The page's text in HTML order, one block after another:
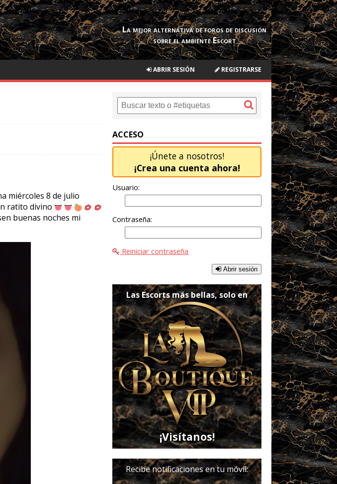
La mejor alternativa de foros de discusión
sobre el ambiente Escort
REGISTRARSE
ABRIR SESIÓN
miércoles 8 de julio
ratito divino
buenas noches mi
ACCESO
¡Únete a nosotros!
¡Crea una cuenta ahora!
Usuario:
Contraseña:
Reiniciar contraseña
Abrir sesión
Las Escorts más bellas, solo en
¡Visítanos!
Recibe notificaciones en tu móvil: